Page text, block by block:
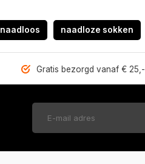
naadloos naadloze sokken
Gratis bezorgd vanaf € 25,-